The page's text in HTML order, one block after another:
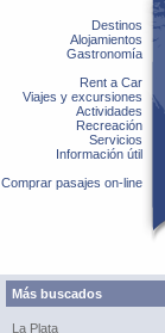
Destinos
Alojamientos
Gastronomía
Rent a Car
Viajes y excursiones
Actividades
Recreación
Servicios
Información útil
Comprar pasajes on-line
Más buscados
La Plata